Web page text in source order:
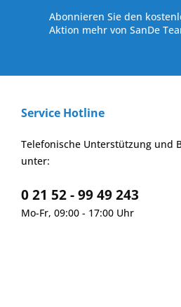
Abonnieren Sie den
Aktion mehr von SanDe
Service Hotline
Telefonische Unterstützung und
unter:
0 21 52 - 99 49 243
Mo-Fr, 09:00 - 17:00 Uhr